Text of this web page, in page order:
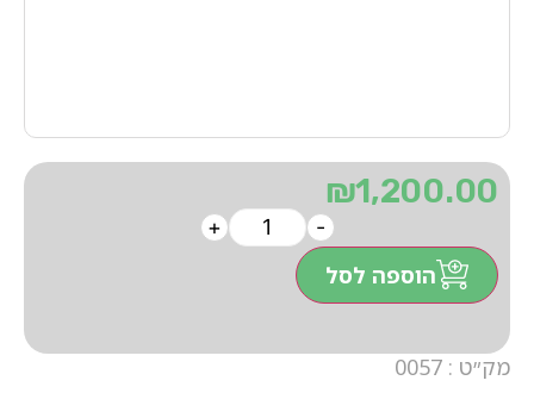
מק״ט : 0057
₪1,200.00
-
+
הוספה לסל